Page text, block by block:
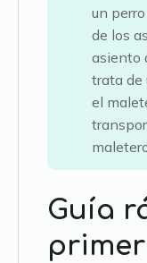
un
de los
asiento
trata de
el
Guía